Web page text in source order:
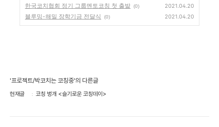
한국코치협회 정기 그룹멘토코칭 첫 출발 (0) 2021.04.20
블루밍-해밀 장학기금 전달식 (0) 2021.04.20
'프로젝트/박코치는 코칭중'의 다른글
현재글 코칭 벙개 <슬기로운 코칭데이>